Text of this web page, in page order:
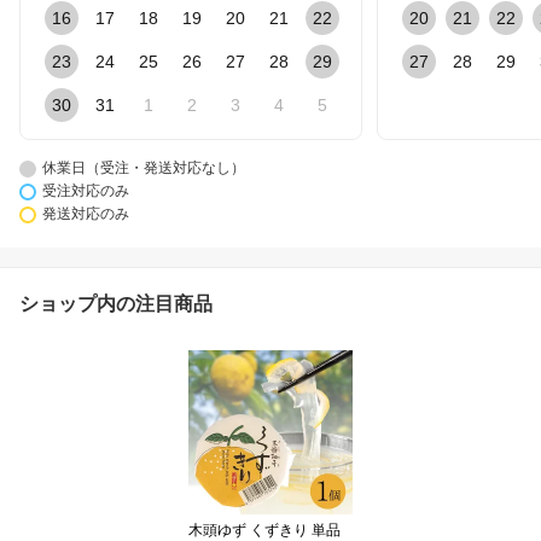
16 17 18 19 20 21 22
23 24 25 26 27 28 29
30 31 1 2 3 4 5
20 21 22
27 28 29
休業日（受注・発送対応なし）
受注対応のみ
発送対応のみ
ショップ内の注目商品
木頭ゆず くずきり 単品